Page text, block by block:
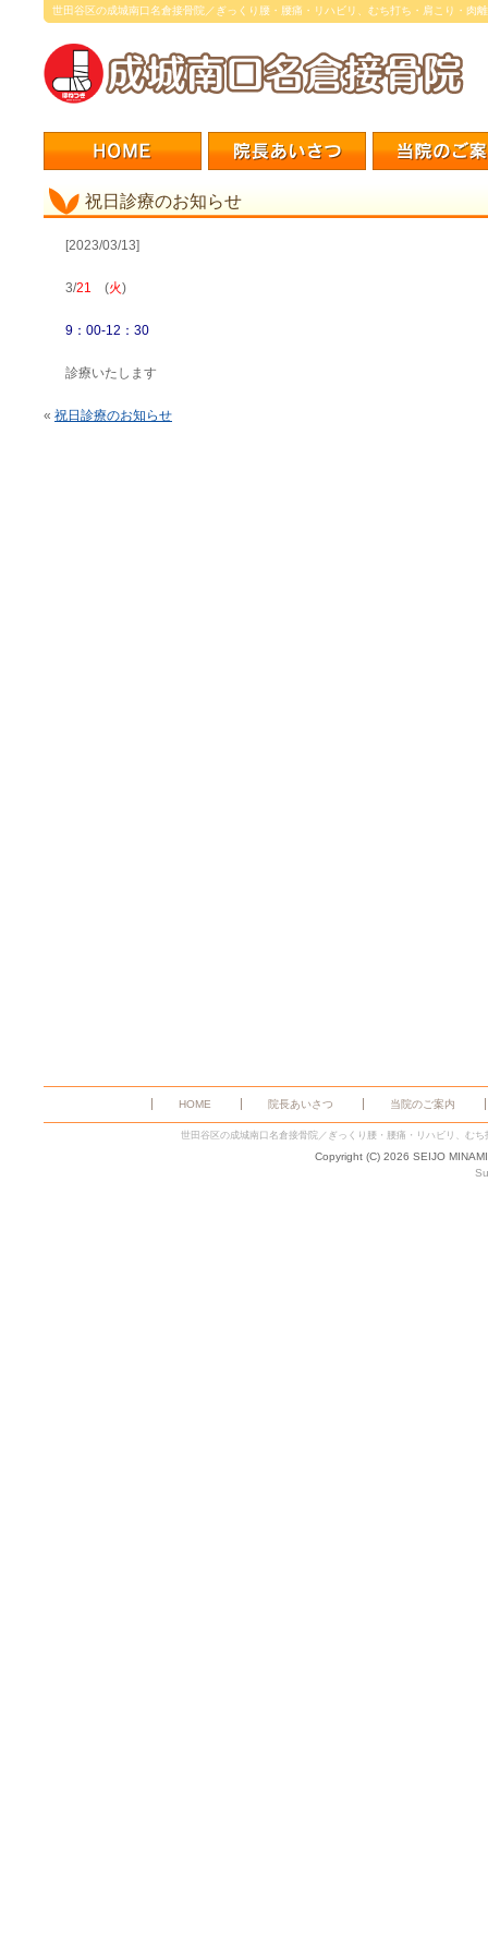
世田谷区の成城南口名倉接骨院／ぎっくり腰・腰痛・リハビリ、むち打ち・肩こり・肉
祝日診療のお知らせ
[2023/03/13]
3/21 (火)
9：00-12：30
診療いたします
« 祝日診療のお知らせ
HOME 院長あいさつ 当院のご案内
世田谷区の成城南口名倉接骨院／ぎっくり腰・腰痛・リハビリ、む
Copyright (C) 2026 SEIJO